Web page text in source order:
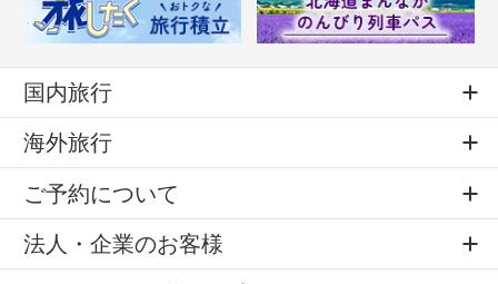
国内旅行
海外旅行
ご予約について
法人・企業のお客様